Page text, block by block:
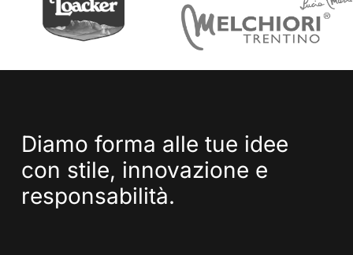
Diamo forma alle tue idee
con stile, innovazione e
responsabilità.